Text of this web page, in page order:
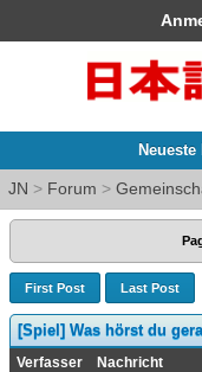
JN > Forum >
First Post Last Post
[Spiel] Was hörst du
Verfasser Nachricht